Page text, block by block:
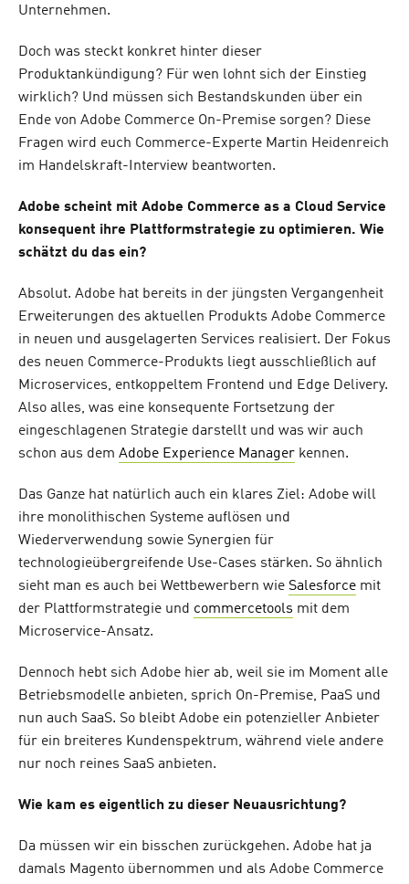
Unternehmen.
Doch was steckt konkret hinter dieser
Produktankündigung? Für wen lohnt sich der Einstieg
wirklich? Und müssen sich Bestandskunden über ein
Ende von Adobe Commerce On-Premise sorgen? Diese
Fragen wird euch Commerce-Experte Martin Heidenreich
im Handelskraft-Interview beantworten.
Adobe scheint mit Adobe Commerce as a Cloud Service
konsequent ihre Plattformstrategie zu optimieren. Wie
schätzt du das ein?
Absolut. Adobe hat bereits in der jüngsten Vergangenheit
Erweiterungen des aktuellen Produkts Adobe Commerce
in neuen und ausgelagerten Services realisiert. Der Fokus
des neuen Commerce-Produkts liegt ausschließlich auf
Microservices, entkoppeltem Frontend und Edge Delivery.
Also alles, was eine konsequente Fortsetzung der
eingeschlagenen Strategie darstellt und was wir auch
schon aus dem Adobe Experience Manager kennen.
Das Ganze hat natürlich auch ein klares Ziel: Adobe will
ihre monolithischen Systeme auflösen und
Wiederverwendung sowie Synergien für
technologieübergreifende Use-Cases stärken. So ähnlich
sieht man es auch bei Wettbewerbern wie Salesforce mit
der Plattformstrategie und commercetools mit dem
Microservice-Ansatz.
Dennoch hebt sich Adobe hier ab, weil sie im Moment alle
Betriebsmodelle anbieten, sprich On-Premise, PaaS und
nun auch SaaS. So bleibt Adobe ein potenzieller Anbieter
für ein breiteres Kundenspektrum, während viele andere
nur noch reines SaaS anbieten.
Wie kam es eigentlich zu dieser Neuausrichtung?
Da müssen wir ein bisschen zurückgehen. Adobe hat ja
damals Magento übernommen und als Adobe Commerce